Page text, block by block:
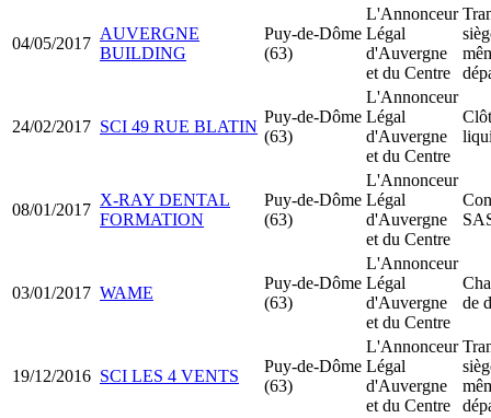
04/05/2017
AUVERGNE
BUILDING
Puy-de-Dôme
(63)
L'Annonceur
Légal
d'Auvergne
et du Centre
24/02/2017 SCI 49 RUE BLATIN
Puy-de-Dôme
(63)
L'Annonceur
Légal
d'Auvergne
et du Centre
08/01/2017
X-RAY DENTAL
FORMATION
Puy-de-Dôme
(63)
L'Annonceur
Légal
d'Auvergne
et du Centre
03/01/2017 WAME
Puy-de-Dôme
(63)
L'Annonceur
Légal
d'Auvergne
et du Centre
de
19/12/2016 SCI LES 4 VENTS
Puy-de-Dôme
(63)
L'Annonceur
Légal
d'Auvergne
et du Centre